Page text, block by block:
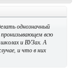
однозначный
пронизывающем всю
и ВУЗах. А
и что в них